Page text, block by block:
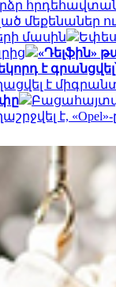
մասին
«Դելֆին»
է
է
է,